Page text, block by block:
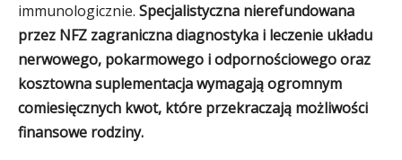
immunologicznie. Specjalistyczna nierefundowana
przez NFZ zagraniczna diagnostyka i leczenie układu
nerwowego, pokarmowego i odpornościowego oraz
kosztowna suplementacja wymagają ogromnym
comiesięcznych kwot, które przekraczają możliwości
finansowe rodziny.